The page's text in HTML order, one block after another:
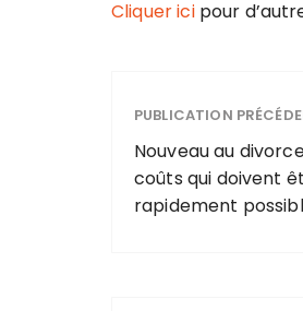
Cliquer icipour
PUBLICATION
Nouveau au
coûts qui doivent
rapidement